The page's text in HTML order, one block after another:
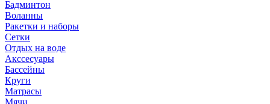
Бадминтон
Воланны
Ракетки и наборы
Сетки
Отдых на воде
Акссесуары
Бассейны
Круги
Матрасы
Мячи